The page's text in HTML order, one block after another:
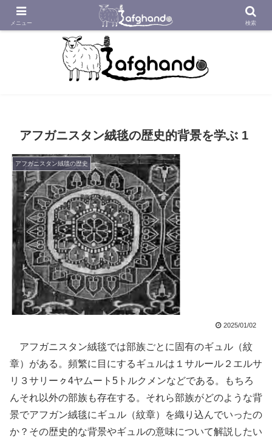
アフガニスタンの工房から織り紡いだアフガン絨毯をあなたへ
アフガニスタン絨毯の歴史的背景を学ぶ 1
アフガニスタン絨毯の歴史
2025/01/02
アフガニスタン絨毯では部族ごとに固有のギュル（紋
章）がある。頻繁に目にするギュルは１サルール２エルサ
リ３サリーㇰ4ヤムート5トルクメンなどである。もちろ
んそれ以外の部族も存在する。それら部族がどのような背
景でアフガン絨毯にギュル（紋章）を織り込んでいったの
か？その歴史的な背景やギュルの意味について解説したい
メニュー 検索